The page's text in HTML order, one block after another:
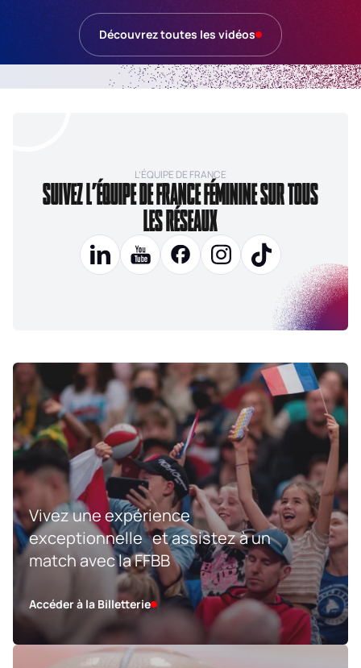
Découvrez toutes les vidéos
L’ÉQUIPE DE FRANCE
SUIVEZ L’ÉQUIPE DE FRANCE FÉMININE SUR TOUS
LES RÉSEAUX
Vivez une expérience
exceptionnelle et assistez à un
match avec la FFBB
Accéder à la Billetterie